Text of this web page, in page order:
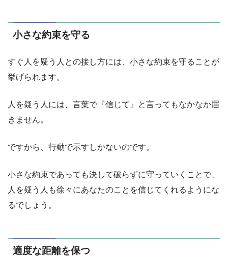
小さな約束を守る
すぐ人を疑う人との接し方には、小さな約束を守ることが
挙げられます。
人を疑う人には、言葉で『信じて』と言ってもなかなか届
きません。
ですから、行動で示すしかないのです。
小さな約束であっても決して破らずに守っていくことで、
人を疑う人も徐々にあなたのことを信じてくれるようにな
るでしょう。
適度な距離を保つ